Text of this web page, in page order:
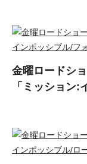
金曜ロードシ
「ミッション: